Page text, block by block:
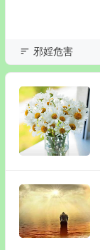
邪婬危害